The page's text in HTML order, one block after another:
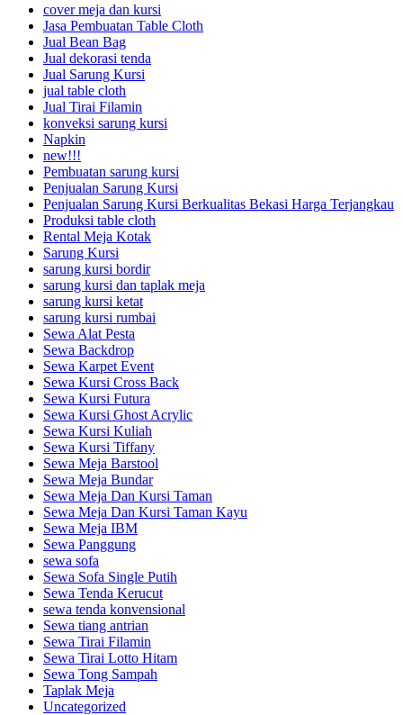
cover meja dan kursi
Jasa Pembuatan Table Cloth
Jual Bean Bag
Jual dekorasi tenda
Jual Sarung Kursi
jual table cloth
Jual Tirai Filamin
konveksi sarung kursi
Napkin
new!!!
Pembuatan sarung kursi
Penjualan Sarung Kursi
Penjualan Sarung Kursi Berkualitas Bekasi Harga Terjangkau
Produksi table cloth
Rental Meja Kotak
Sarung Kursi
sarung kursi bordir
sarung kursi dan taplak meja
sarung kursi ketat
sarung kursi rumbai
Sewa Alat Pesta
Sewa Backdrop
Sewa Karpet Event
Sewa Kursi Cross Back
Sewa Kursi Futura
Sewa Kursi Ghost Acrylic
Sewa Kursi Kuliah
Sewa Kursi Tiffany
Sewa Meja Barstool
Sewa Meja Bundar
Sewa Meja Dan Kursi Taman
Sewa Meja Dan Kursi Taman Kayu
Sewa Meja IBM
Sewa Panggung
sewa sofa
Sewa Sofa Single Putih
Sewa Tenda Kerucut
sewa tenda konvensional
Sewa tiang antrian
Sewa Tirai Filamin
Sewa Tirai Lotto Hitam
Sewa Tong Sampah
Taplak Meja
Uncategorized